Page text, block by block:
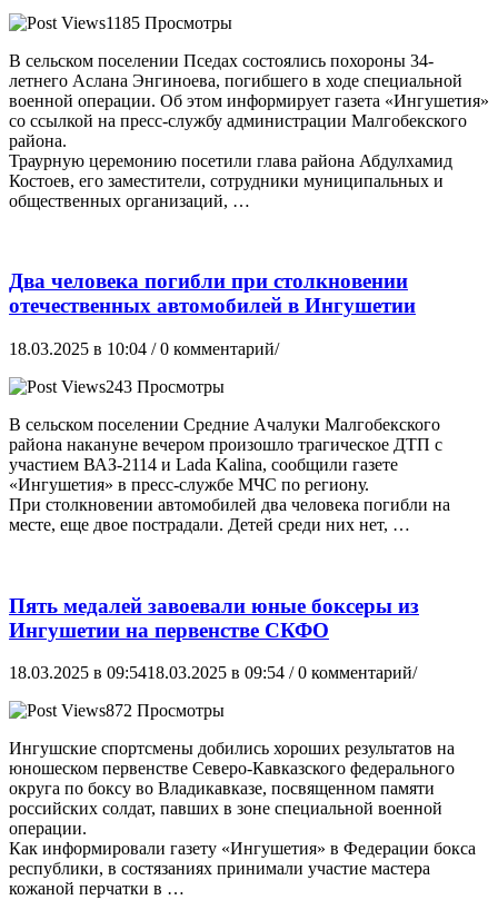
1185 Просмотры
В сельском поселении Пседах состоялись похороны 34-
летнего Аслана Энгиноева, погибшего в ходе специальной
военной операции. Об этом информирует газета «Ингушетия»
со ссылкой на пресс-службу администрации Малгобекского
района.
Траурную церемонию посетили глава района Абдулхамид
Костоев, его заместители, сотрудники муниципальных и
общественных организаций, …
Два человека погибли при столкновении
отечественных автомобилей в Ингушетии
18.03.2025 в 10:04 / 0 комментарий/
243 Просмотры
В сельском поселении Средние Ачалуки Малгобекского
района накануне вечером произошло трагическое ДТП с
участием ВАЗ-2114 и Lada Kalina, сообщили газете
«Ингушетия» в пресс-службе МЧС по региону.
При столкновении автомобилей два человека погибли на
месте, еще двое пострадали. Детей среди них нет, …
Пять медалей завоевали юные боксеры из
Ингушетии на первенстве СКФО
18.03.2025 в 09:5418.03.2025 в 09:54 / 0 комментарий/
872 Просмотры
Ингушские спортсмены добились хороших результатов на
юношеском первенстве Северо-Кавказского федерального
округа по боксу во Владикавказе, посвященном памяти
российских солдат, павших в зоне специальной военной
операции.
Как информировали газету «Ингушетия» в Федерации бокса
республики, в состязаниях принимали участие мастера
кожаной перчатки в …